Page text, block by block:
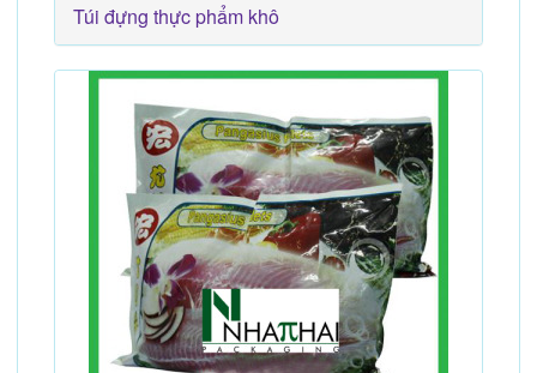
Túi đựng thực phẩm khô